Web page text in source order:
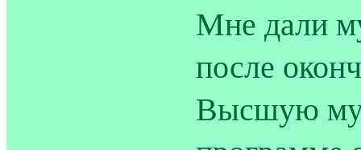
Мне дали
после
Высшую